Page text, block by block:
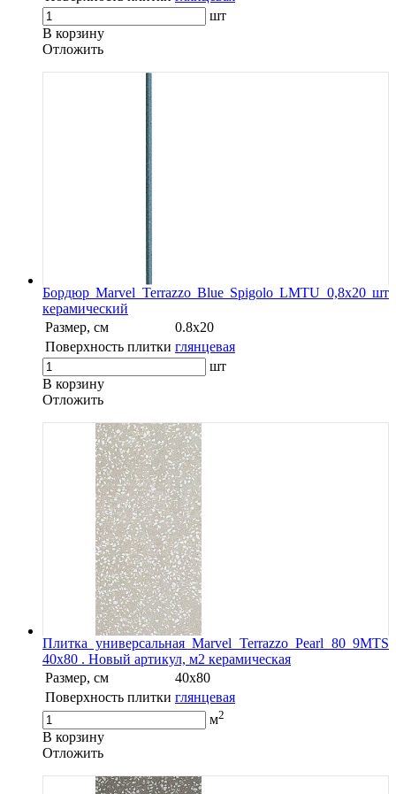
шт
В корзину
Oтложить
Бордюр Marvel Terrazzo Blue Spigolo LMTU 0,8x20 шт
керамический
Размер, см
0.8x20
Поверхность плитки глянцевая
шт
В корзину
Oтложить
Плитка универсальная Marvel Terrazzo Pearl 80 9MTS
40x80 . Новый артикул, м2 керамическая
Размер, см
40x80
Поверхность плитки глянцевая
м2
В корзину
Oтложить